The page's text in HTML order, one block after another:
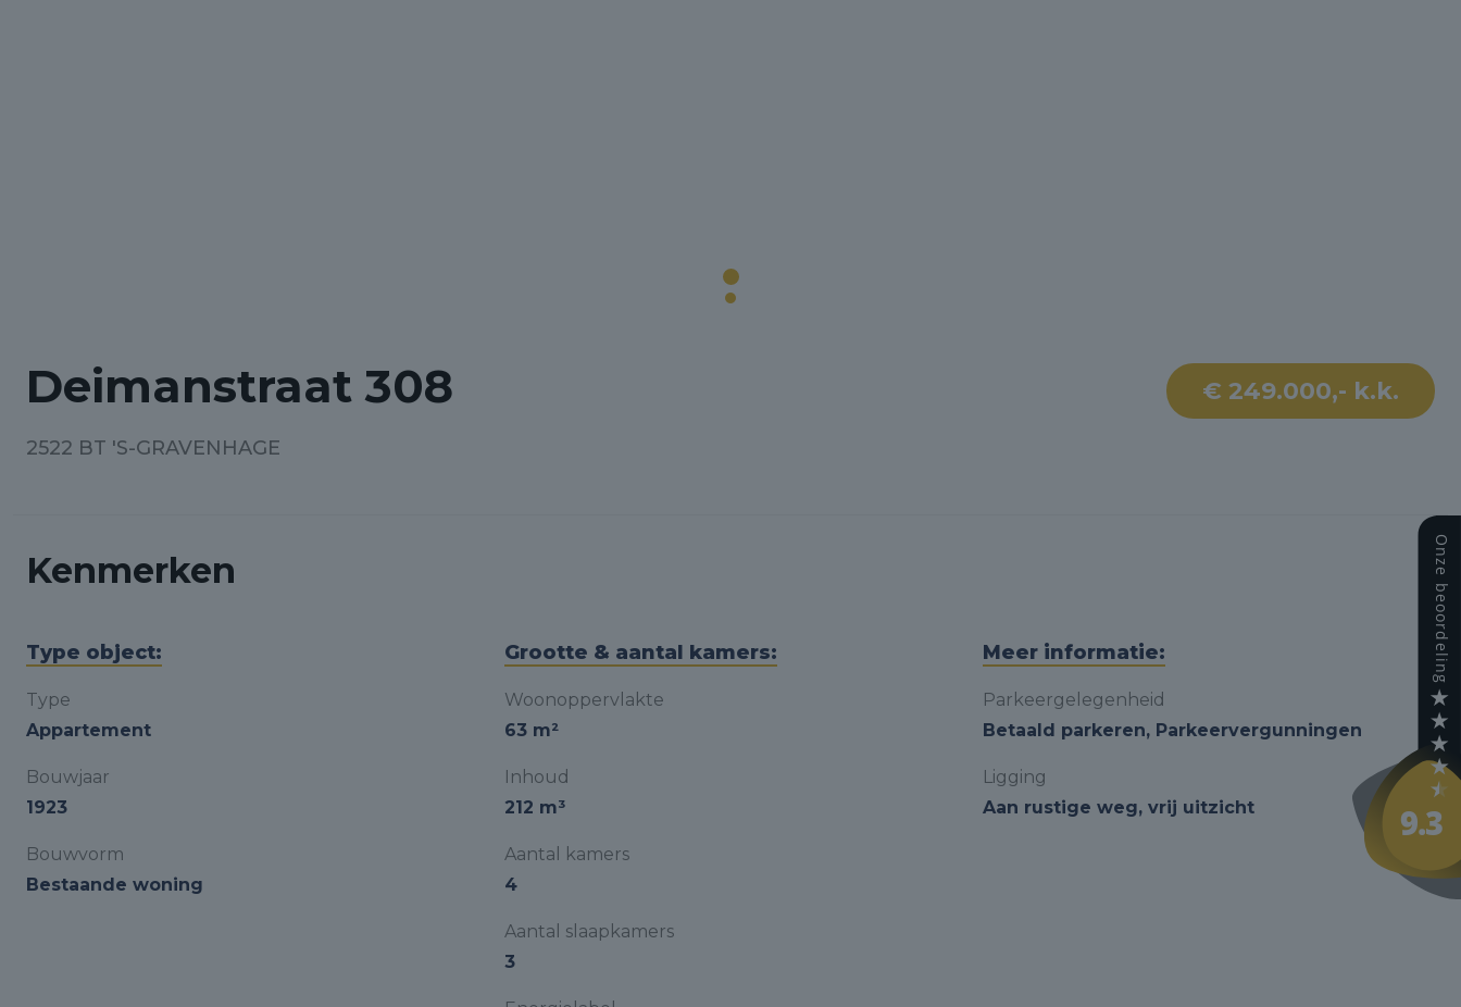
Deimanstraat 308
2522 BT 'S-GRAVENHAGE
€ 249.000,- k.k.
Kenmerken
Type object:
Type
Appartement
Bouwjaar
1923
Bouwvorm
Bestaande woning
Grootte & aantal kamers:
Woonoppervlakte
63 m²
Inhoud
212 m³
Aantal kamers
4
Aantal slaapkamers
3
Meer informatie:
Parkeergelegenheid
Betaald parkeren, Parkeervergunningen
Ligging
Aan rustige weg, vrij uitzicht